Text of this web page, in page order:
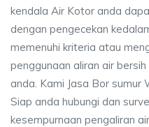
kendala Air Kotor anda
dengan pengecekan
memenuhi kriteria atau
penggunaan aliran air
anda. Kami Jasa Bor sumur
Siap anda hubungi dan
kesempurnaan pengaliran